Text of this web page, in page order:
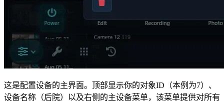
这是配置设备的主界面。顶部显示你的对象ID（本例为7）、
设备名称（后院）以及右侧的主设备菜单，该菜单提供对所有